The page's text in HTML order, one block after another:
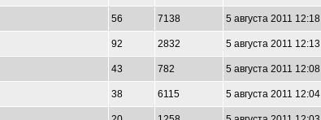
56 7138 5 августа 2011 12:18
92 2832 5 августа 2011 12:13
43 782 5 августа 2011 12:08
38 6115 5 августа 2011 12:04